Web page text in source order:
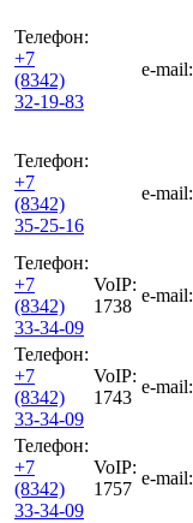
Телефон:
+7
(8342)
32-19-83
e-mail:
Телефон:
+7
(8342)
35-25-16
e-mail:
Телефон:
+7
(8342)
33-34-09
VoIP:
1738
e-mail:
Телефон:
+7
(8342)
33-34-09
VoIP:
1743
e-mail:
Телефон:
+7
(8342)
33-34-09
VoIP:
1757
e-mail: